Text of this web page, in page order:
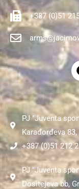
+387 (0)51
PJ "Juventa
Karađorđeva
+387 (0)51 212
PJ "Juventa
Dositejeva bb,